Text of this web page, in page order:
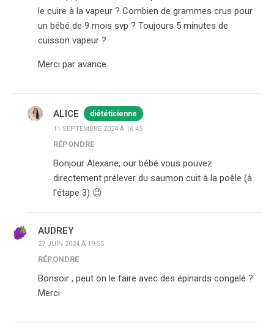
le cuire à la vapeur ? Combien de grammes crus pour
un bébé de 9 mois svp ? Toujours 5 minutes de
cuisson vapeur ?
Merci par avance
ALICE diététicienne
11 SEPTEMBRE 2024 À 16:45
RÉPONDRE
Bonjour Alexane, our bébé vous pouvez
directement prélever du saumon cuit à la poêle (à
l'étape 3) 😉
AUDREY
27 JUIN 2024 À 19:55
RÉPONDRE
Bonsoir , peut on le faire avec des épinards congelé ?
Merci